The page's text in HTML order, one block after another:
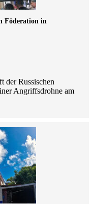
Föderation in
der Russischen
Angriffsdrohne am